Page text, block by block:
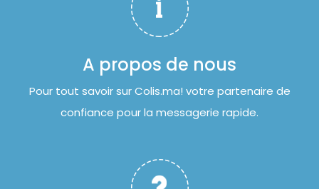
A propos de nous
Pour tout savoir sur Colis.ma! votre partenaire de
confiance pour la messagerie rapide.